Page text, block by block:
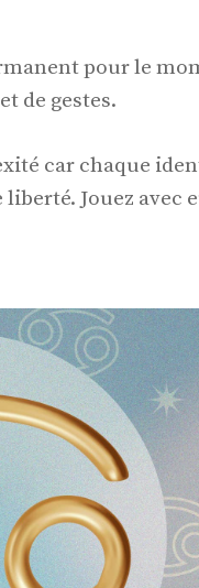
pour le
de gestes.
car chaque
Jouez avec